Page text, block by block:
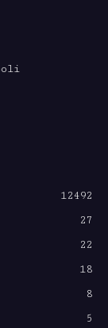
12492
27
22
18
8
5